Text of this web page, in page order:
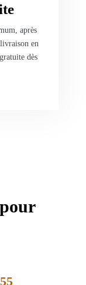
après
en
dès